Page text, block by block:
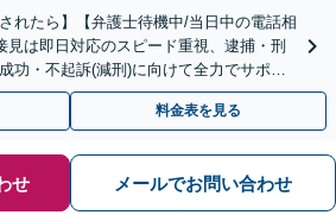
れたら】【弁護士待機中/当日中の電話相
見は即日対応のスピード重視、逮捕・刑
功・不起訴(減刑)に向けて全力でサポー
専門】
料金表を見る
せ メールでお問い合わせ